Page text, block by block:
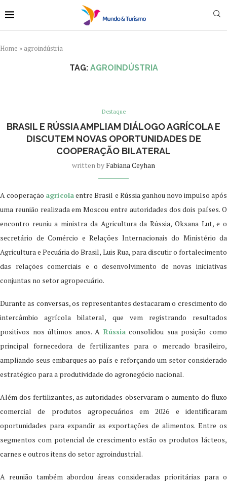
Home » agroindústria
TAG: AGROINDÚSTRIA
Destaque
BRASIL E RÚSSIA AMPLIAM DIÁLOGO AGRÍCOLA E
DISCUTEM NOVAS OPORTUNIDADES DE
COOPERAÇÃO BILATERAL
written byFabiana Ceyhan
A cooperação agrícolaentre Brasil e Rússia ganhou novo impulso após
uma reunião realizada em Moscou entre autoridades dos dois países. O
encontro reuniu a ministra da Agricultura da Rússia, Oksana Lut, e o
secretário de Comércio e Relações Internacionais do Ministério da
Agricultura e Pecuária do Brasil, Luis Rua, para discutir o fortalecimento
das relações comerciais e o desenvolvimento de novas iniciativas
conjuntas no setor agropecuário.
Durante as conversas, os representantes destacaram o crescimento do
intercâmbio agrícola bilateral, que vem registrando resultados
positivos nos últimos anos. A Rússia consolidou sua posição como
principal fornecedora de fertilizantes para o mercado brasileiro,
ampliando seus embarques ao país e reforçando um setor considerado
estratégico para a produtividade do agronegócio nacional.
Além dos fertilizantes, as autoridades observaram o aumento do fluxo
comercial de produtos agropecuários em 2026 e identificaram
oportunidades para expandir as exportações de alimentos. Entre os
segmentos com potencial de crescimento estão os produtos lácteos,
carnes e outros itens do setor agroindustrial.
A reunião também abordou áreas consideradas prioritárias para o